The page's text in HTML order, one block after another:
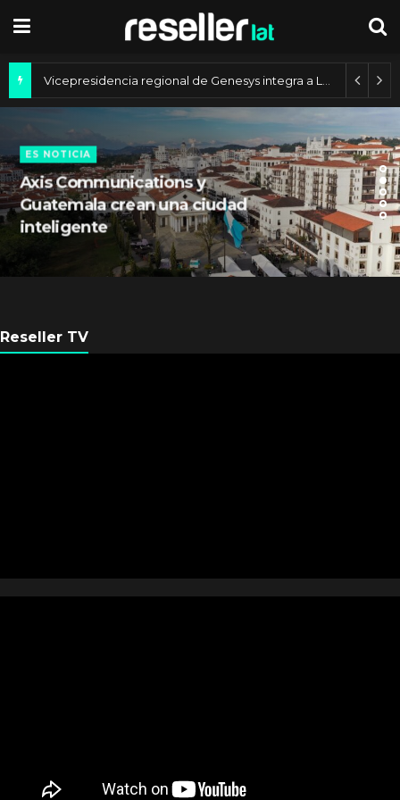
ES NOTICIA
Axis Communications y
Guatemala crean una ciudad
inteligente
Reseller TV